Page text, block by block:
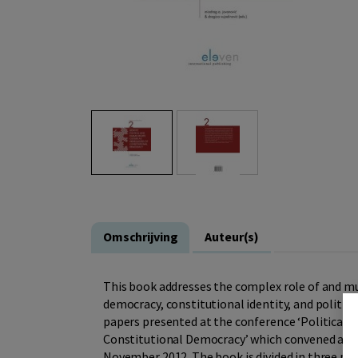
Omschrijving Auteur(s)
This book addresses the complex role of and
democracy, constitutional identity, and
papers presented at the conference ‘Political
Constitutional Democracy’ which convened at